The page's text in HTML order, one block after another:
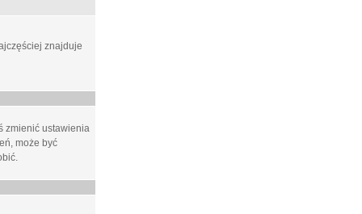
znajduje
zmienić ustawienia
może być